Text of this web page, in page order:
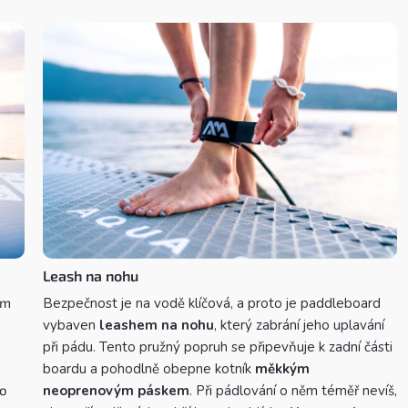
Leash na nohu
Bezpečnost je na vodě klíčová, a proto je paddleboard
vybaven leashem na nohu, který zabrání jeho uplavání
při pádu. Tento pružný popruh se připevňuje k zadní části
boardu a pohodlně obepne kotník měkkým
neoprenovým páskem. Při pádlování o něm téměř nevíš,